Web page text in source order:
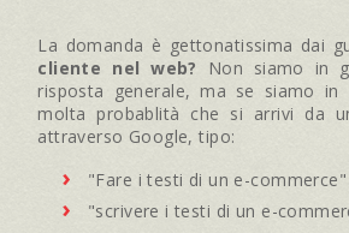
La domanda è gettonatissima dai
cliente nel web? Non siamo in
risposta generale, ma se siamo in
molta probablità che si arrivi da
attraverso Google, tipo:
"Fare i testi di un e-commerce"
"scrivere i testi di un e-